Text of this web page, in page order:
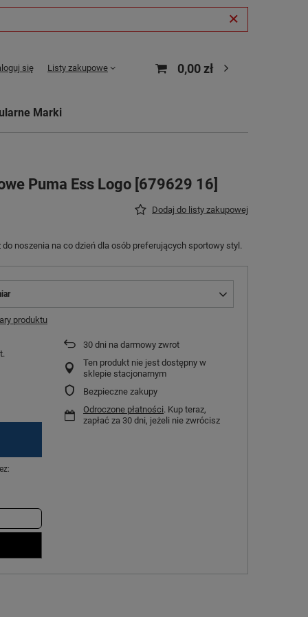
się Listy zakupowe 0,00 zł
Marki
Puma Ess Logo [679629 16]
Dodaj do listy zakupowej
noszenia na co dzień dla osób preferujących sportowy styl.
produktu
30 dni na darmowy zwrot
Ten produkt nie jest dostępny w
sklepie stacjonarnym
Bezpieczne zakupy
Odroczone płatności. Kup teraz,
zapłać za 30 dni, jeżeli nie zwrócisz